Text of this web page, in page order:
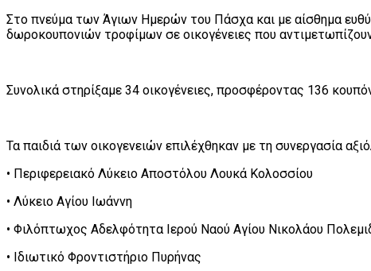
Στο πνεύμα των Άγιων Ημερών του Πάσχα και με αίσθημα
δωροκουπονιών τροφίμων σε οικογένειες που
Συνολικά στηρίξαμε 34 οικογένειες, προσφέροντας 136
Τα παιδιά των οικογενειών επιλέχθηκαν με τη συνεργασία
• Περιφερειακό Λύκειο Αποστόλου Λουκά Κολοσσίου
• Λύκειο Αγίου Ιωάννη
• Φιλόπτωχος Αδελφότητα Ιερού Ναού Αγίου Νικολάου
• Ιδιωτικό Φροντιστήριο Πυρήνας